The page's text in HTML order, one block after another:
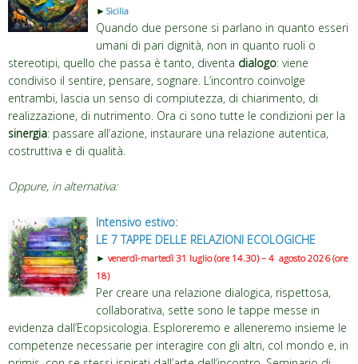
► Sicilia
Quando due persone si parlano in quanto esseri
umani di pari dignità, non in quanto ruoli o
stereotipi, quello che passa è tanto, diventa dialogo: viene
condiviso il sentire, pensare, sognare. L’incontro coinvolge
entrambi, lascia un senso di compiutezza, di chiarimento, di
realizzazione, di nutrimento. Ora ci sono tutte le condizioni per la
sinergia: passare all’azione, instaurare una relazione autentica,
costruttiva e di qualità.
Oppure, in alternativa:
Intensivo estivo:
LE 7 TAPPE DELLE RELAZIONI ECOLOGICHE
► venerdì-martedì 31 luglio (ore 14.30) – 4 agosto 2026 (ore
18)
Per creare una relazione dialogica, rispettosa,
collaborativa, sette sono le tappe messe in
evidenza dall’Ecopsicologia. Esploreremo e alleneremo insieme le
competenze necessarie per interagire con gli altri, col mondo e, in